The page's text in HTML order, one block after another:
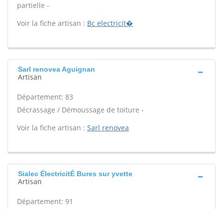
partielle -
Voir la fiche artisan : Bc electricit�
Sarl renovea Aguignan
Artisan
Département: 83
Décrassage / Démoussage de toiture -
Voir la fiche artisan : Sarl renovea
Sialec ÉlectricitÉ Bures sur yvette
Artisan
Département: 91